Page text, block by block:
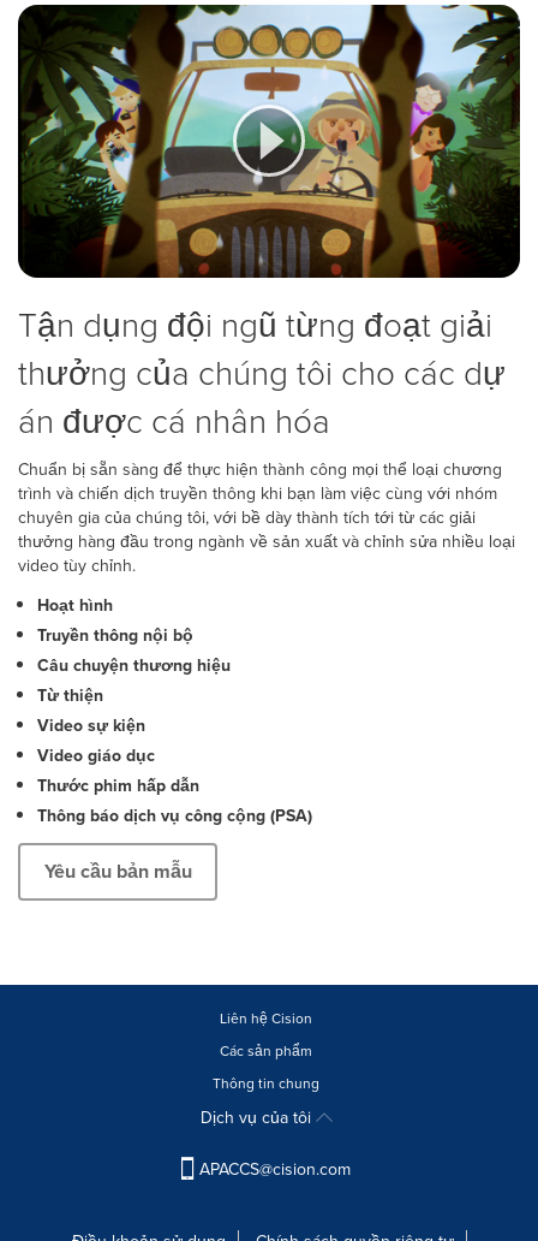
Tận dụng đội ngũ từng đoạt giải
thưởng của chúng tôi cho các dự
án được cá nhân hóa
Chuẩn bị sẵn sàng để thực hiện thành công mọi thể loại chương
trình và chiến dịch truyền thông khi bạn làm việc cùng với nhóm
chuyên gia của chúng tôi, với bề dày thành tích tới từ các giải
thưởng hàng đầu trong ngành về sản xuất và chỉnh sửa nhiều loại
video tùy chỉnh.
Hoạt hình
Truyền thông nội bộ
Câu chuyện thương hiệu
Từ thiện
Video sự kiện
Video giáo dục
Thước phim hấp dẫn
Thông báo dịch vụ công cộng (PSA)
Yêu cầu bản mẫu
Liên hệ Cision
Các sản phẩm
Thông tin chung
Dịch vụ của tôi
APACCS@cision.com